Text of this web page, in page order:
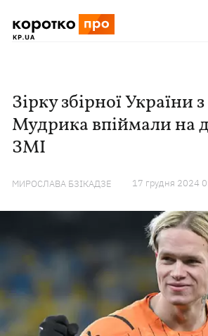
Зірку збірної України
Мудрика впіймали на
ЗМІ
МИРОСЛАВА БЗІКАДЗЕ 17 грудня 2024